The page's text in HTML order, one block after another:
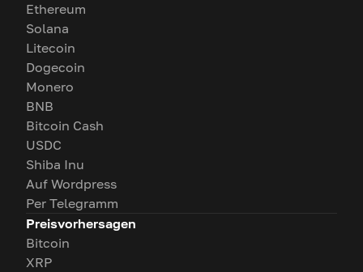
Ethereum
Solana
Litecoin
Dogecoin
Monero
BNB
Bitcoin Cash
USDC
Shiba Inu
Auf Wordpress
Per Telegramm
Preisvorhersagen
Bitcoin
XRP